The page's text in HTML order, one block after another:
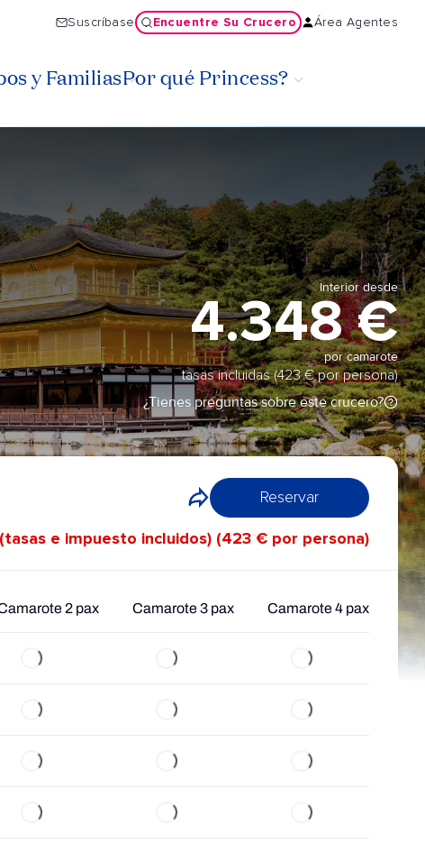
Suscríbase Encuentre Su Crucero Área Agentes
y FamiliasPor qué Princess?
Interior desde
4.348 €
por camarote
tasas incluidas (423 € por persona)
¿Tienes preguntas sobre este crucero?
Reservar
e impuesto incluidos) (423 € por persona)
2 pax Camarote 3 pax Camarote 4 pax